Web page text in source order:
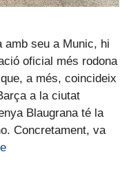
amb seu a Munic, hi
oficial més rodona
a més, coincideix
a la ciutat
Blaugrana té la
Concretament, va